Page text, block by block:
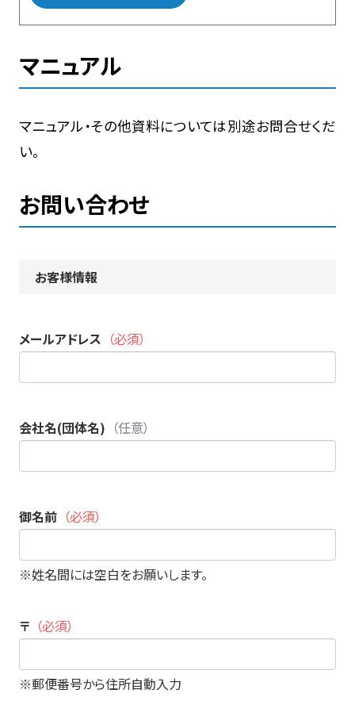
マニュアル
マニュアル・その他資料については別途お問合せくだ
い。
お問い合わせ
お客様情報
メールアドレス （必須）
会社名(団体名) （任意）
御名前 （必須）
※姓名間には空白をお願いします。
〒 （必須）
※郵便番号から住所自動入力